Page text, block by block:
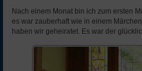
Nach einem Monat bin ich zum ersten
es war zauberhaft wie in einem
haben wir geheiratet. Es war der